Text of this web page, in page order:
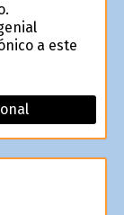
a este